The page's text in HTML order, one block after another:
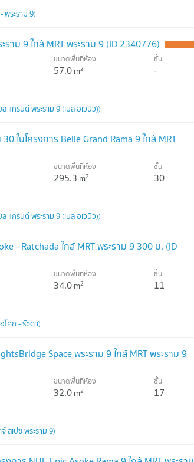
พระราม 9)
าม 9 ใกล้ MRT พระราม 9 (ID 2340776)
ขนาดพื้นที่ห้อง
57.0m2
ชั้น
-
แกรนด์ พระราม 9 (เบล อเวนิว))
ในโครงการ Belle Grand Rama 9 ใกล้ MRT
ขนาดพื้นที่ห้อง
295.3 m2
ชั้น
30
แกรนด์ พระราม 9 (เบล อเวนิว))
- Ratchada ใกล้ MRT พระราม 9 300 ม. (ID
ขนาดพื้นที่ห้อง
34.0m2
ชั้น
11
โศก - รัชดา)
Space พระราม 9 ใกล้ MRT พระราม 9
ขนาดพื้นที่ห้อง
32.0m2
ชั้น
17
สเปซ พระราม 9)